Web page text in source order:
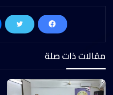
مقالات ذات صلة